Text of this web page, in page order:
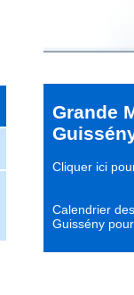
Grande
Cliquer ici
Calendrier
Guissény